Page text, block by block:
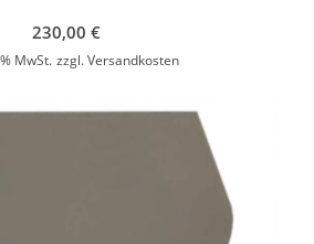
230,00 €
MwSt. zzgl.Versandkosten